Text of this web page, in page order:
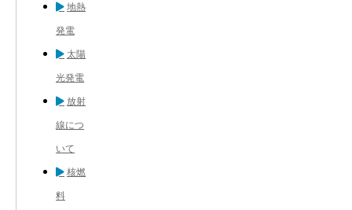
地熱
発電
太陽
光発電
放射
線につ
いて
核燃
料